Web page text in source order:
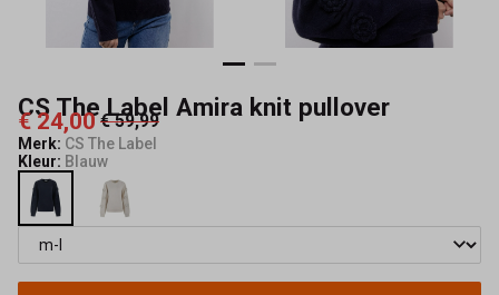
CS The Label Amira knit pullover
€ 24,00 € 59,99
Merk: CS The Label
Kleur: Blauw